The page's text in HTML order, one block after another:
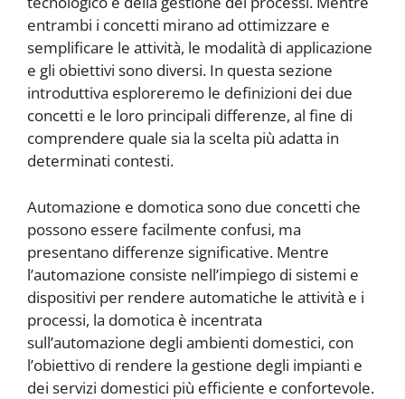
entrambi i concetti mirano ad ottimizzare e
semplificare le attività, le modalità di applicazione
e gli obiettivi sono diversi. In questa sezione
introduttiva esploreremo le definizioni dei due
concetti e le loro principali differenze, al fine di
comprendere quale sia la scelta più adatta in
determinati contesti.
Automazione e domotica sono due concetti che
possono essere facilmente confusi, ma
presentano differenze significative. Mentre
l’automazione consiste nell’impiego di sistemi e
dispositivi per rendere automatiche le attività e i
processi, la domotica è incentrata
sull’automazione degli ambienti domestici, con
l’obiettivo di rendere la gestione degli impianti e
dei servizi domestici più efficiente e confortevole.